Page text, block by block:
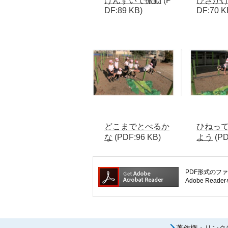
DF:89 KB)
DF:70
どこまでとべるか
な (PDF:96 KB)
ひねっ
よう
PDF形式のフ
Adobe Reader